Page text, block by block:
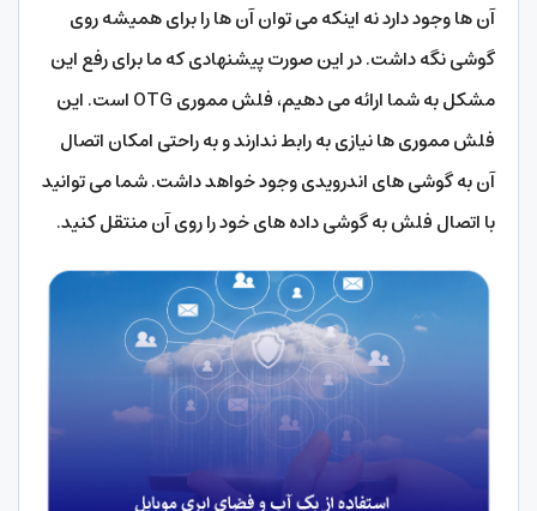
آن ها وجود دارد نه اینکه می توان آن ها را برای همیشه روی
گوشی نگه داشت. در این صورت پیشنهادی که ما برای رفع این
مشکل به شما ارائه می دهیم، فلش مموری OTG است. این
فلش مموری ها نیازی به رابط ندارند و به راحتی امکان اتصال
آن به گوشی های اندرویدی وجود خواهد داشت. شما می توانید
با اتصال فلش به گوشی داده های خود را روی آن منتقل کنید.